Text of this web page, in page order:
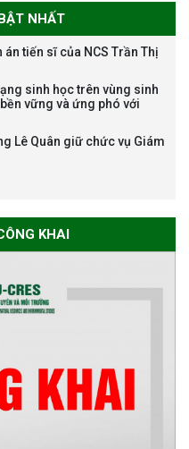
Thế Thông
báo chương trình học
Nagao tại Việt Nam năm
môn đánh giá hồ
môn cho các thí sinh
nghiên cứu sinh đợt 1
NHẤT
tiến sĩ của NCS Trần Thị
sinh học trên vùng sinh
vững và ứng phó với
Lê Quân giữ chức vụ Giám
KHAI